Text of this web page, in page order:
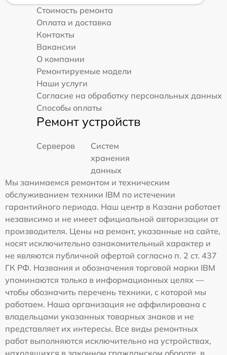
Стоимость ремонта
Оплата и доставка
Контакты
Вакансии
О компании
Ремонтируемые модели
Наши услуги
Согласие на обработку персональных данных
Способы оплаты
Ремонт устройств
Серверов
Систем
хранения
данных
Мы занимаемся ремонтом и техническим
обслуживанием техники IBM по истечении
гарантийного периода. Наш центр в Казани работает
независимо и не имеет официальной авторизации от
производителя. Цены на ремонт, указанные на сайте,
носят исключительно ознакомительный характер и
не являются публичной офертой согласно п. 2 ст. 437
ГК РФ. Названия и обозначения торговой марки IBM
упоминаются только в информационных целях —
чтобы обозначить перечень техники, с которой мы
работаем. Наша организация не аффилирована с
владельцами указанных товарных знаков и не
представляет их интересы. Все виды ремонтных
работ выполняются исключительно на устройствах,
находящихся в законном гражданском обороте, в